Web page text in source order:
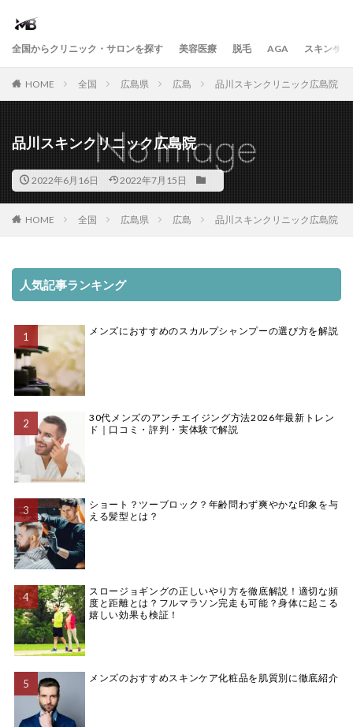
全国からクリニック・サロンを探す 美容医療 脱毛 AGA スキンケア
HOME 全国 広島県 広島 品川スキンクリニック広島院
品川スキンクリニック広島院
2022年6月16日 2022年7月15日
HOME 全国 広島県 広島 品川スキンクリニック広島院
人気記事ランキング
メンズにおすすめのスカルプシャンプーの選び方を解説
30代メンズのアンチエイジング方法2026年最新トレン
ド｜口コミ・評判・実体験で解説
ショート？ツーブロック？年齢問わず爽やかな印象を与
える髪型とは？
スロージョギングの正しいやり方を徹底解説！適切な頻
度と距離とは？フルマラソン完走も可能？身体に起こる
嬉しい効果も検証！
メンズのおすすめスキンケア化粧品を肌質別に徹底紹介